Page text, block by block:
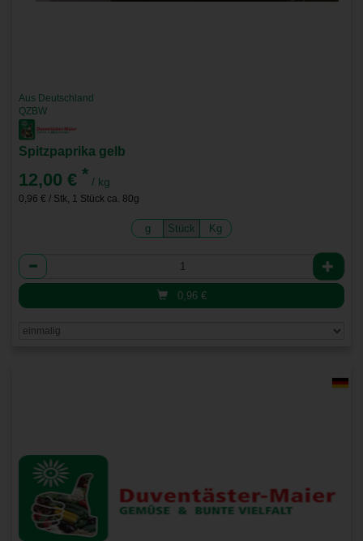
Aus Deutschland
QZBW
Spitzpaprika gelb
12,00 € * / kg
0,96 € / Stk, 1 Stück ca. 80g
g Stück Kg
Anzahl
0,96 €